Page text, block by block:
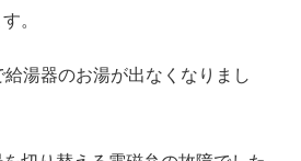
。
湯器のお湯が出なくなりまし